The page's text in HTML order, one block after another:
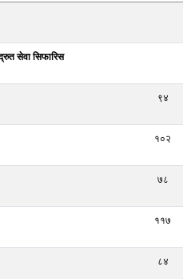
सेवा सिफारिस
९४
१०२
७८
११७
८४